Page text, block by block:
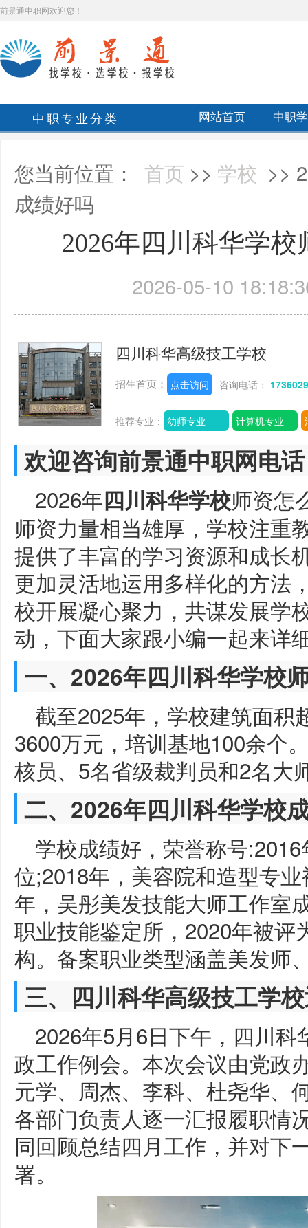
前景通中职网欢迎您！
中职专业分类 网站首页 中职
您当前位置： 首页 >> 学校 >>
成绩好吗
2026年四川科华学
2026-05-10
四川科华高级技工学校
招生首页： 点击访问 咨询电话：
推荐专业： 幼师专业 计算机专业
欢迎咨询前景通中职网电
2026年四川科华学校师资怎
师资力量相当雄厚，学校注重
提供了丰富的学习资源和成长
更加灵活地运用多样化的方法
校开展凝心聚力，共谋发展学
动，下面大家跟小编一起来详
一、2026年四川科华学校
截至2025年，学校建筑面积
3600万元，培训基地100余个
核员、5名省级裁判员和2名大
二、2026年四川科华学校
学校成绩好，荣誉称号
位;2018年，美容院和造型专
年，吴彤美发技能大师工作室
职业技能鉴定所，2020年被
构。备案职业类型涵盖美发师
三、四川科华高级技工学
2026年5月6日下午，四川
政工作例会。本次会议由党政
元学、周杰、李科、杜尧华、
各部门负责人逐一汇报履职情
同回顾总结四月工作，并对下
署。